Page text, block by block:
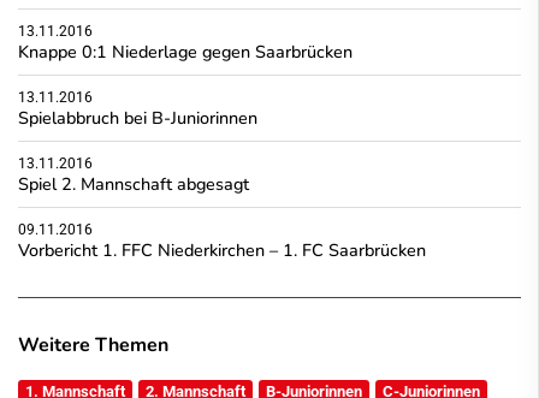
13.11.2016
Knappe 0:1 Niederlage gegen Saarbrücken
13.11.2016
Spielabbruch bei B-Juniorinnen
13.11.2016
Spiel 2. Mannschaft abgesagt
09.11.2016
Vorbericht 1. FFC Niederkirchen – 1. FC Saarbrücken
Weitere Themen
1. Mannschaft 2. Mannschaft B-Juniorinnen C-Juniorinnen